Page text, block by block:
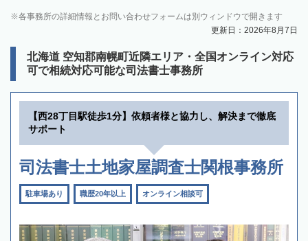
各事務所の詳細情報とお問い合わせフォームは別ウィンドウで開きます
更新日：2026年8月7日
北海道 空知郡南幌町近隣エリア・全国オンライン対応
可で相続対応可能な司法書士事務所
【西28丁目駅徒歩1分】依頼者様と協力し、解決まで徹底
サポート
司法書士土地家屋調査士関根事務所
駐車場あり 職歴20年以上 オンライン相談可